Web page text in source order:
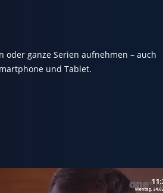
oder ganze Serien aufnehmen – auch
und Tablet.